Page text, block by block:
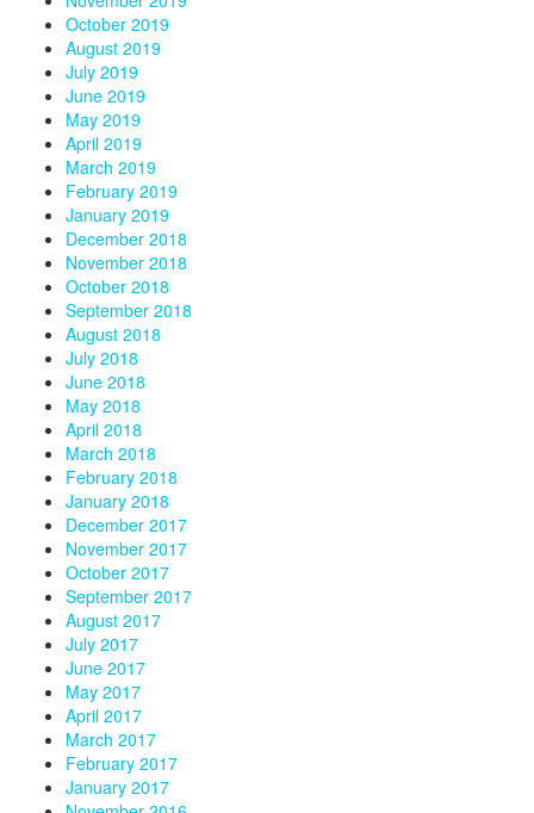
October 2019
August 2019
July 2019
June 2019
May 2019
April 2019
March 2019
February 2019
January 2019
December 2018
November 2018
October 2018
September 2018
August 2018
July 2018
June 2018
May 2018
April 2018
March 2018
February 2018
January 2018
December 2017
November 2017
October 2017
September 2017
August 2017
July 2017
June 2017
May 2017
April 2017
March 2017
February 2017
January 2017